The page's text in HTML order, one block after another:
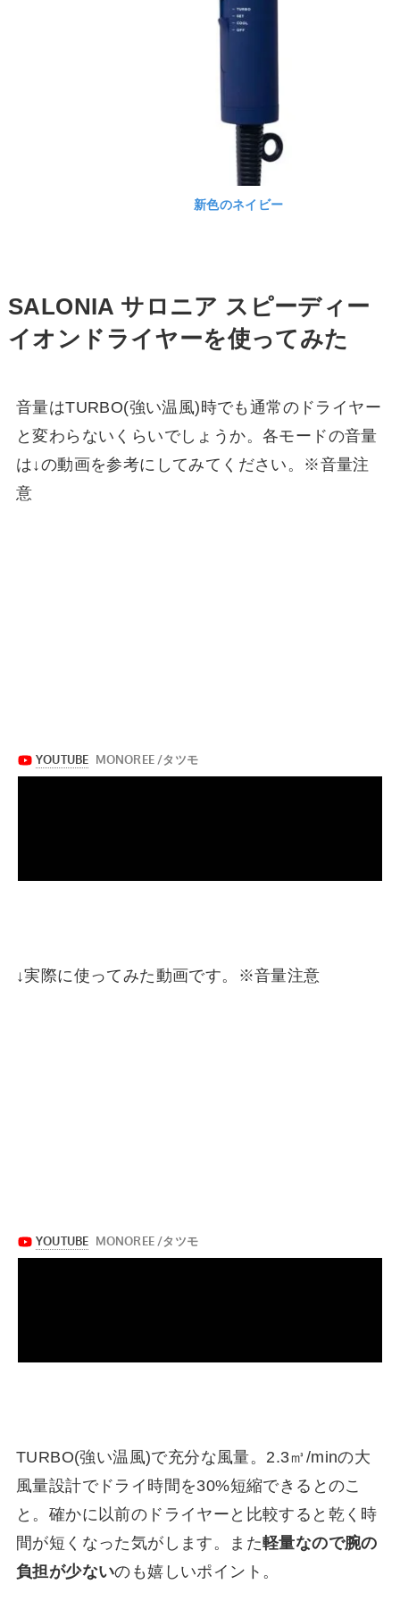
新色のネイビー
SALONIA サロニア スピーディー
イオンドライヤーを使ってみた
音量はTURBO(強い温風)時でも通常のドライヤー
と変わらないくらいでしょうか。各モードの音量
は↓の動画を参考にしてみてください。※音量注
意
↓実際に使ってみた動画です。※音量注意
TURBO(強い温風)で充分な風量。2.3㎥/minの大
風量設計でドライ時間を30%短縮できるとのこ
と。確かに以前のドライヤーと比較すると乾く時
間が短くなった気がします。また軽量なので腕の
負担が少ないのも嬉しいポイント。